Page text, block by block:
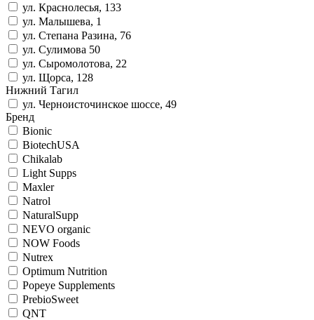
ул. Краснолесья, 133
ул. Малышева, 1
ул. Степана Разина, 76
ул. Сулимова 50
ул. Сыромолотова, 22
ул. Щорса, 128
Нижний Тагил
ул. Черноисточинское шоссе, 49
Бренд
Bionic
BiotechUSA
Chikalab
Light Supps
Maxler
Natrol
NaturalSupp
NEVO organic
NOW Foods
Nutrex
Optimum Nutrition
Popeye Supplements
PrebioSweet
QNT